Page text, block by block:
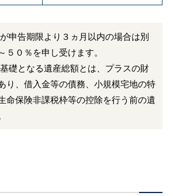
申告期限より３ヵ月以内の場合は別
５０％を申し受けます。
礎となる遺産総額とは、プラスの財
り、借入金等の債務、小規模宅地の特
命保険非課税枠等の控除を行う前の遺